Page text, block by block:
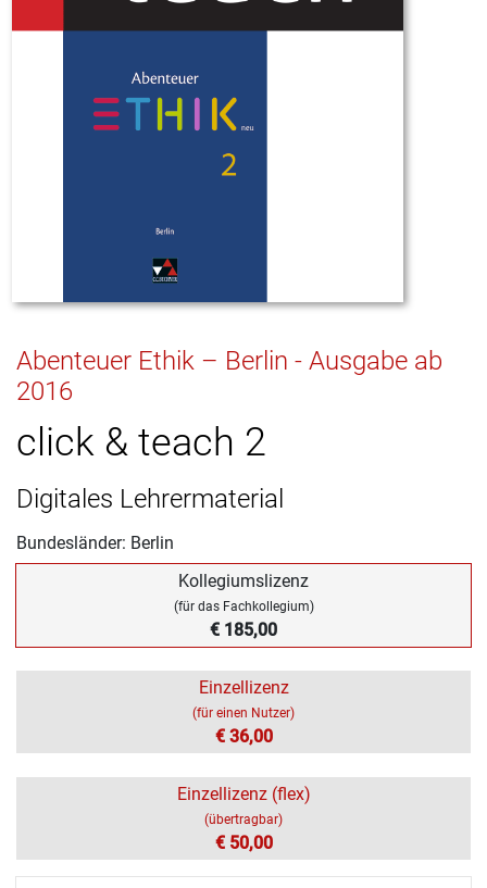
Abenteuer Ethik – Berlin - Ausgabe ab
2016
click & teach 2
Digitales Lehrermaterial
Bundesländer: Berlin
Kollegiumslizenz
(für das Fachkollegium)
€ 185,00
Einzellizenz
(für einen Nutzer)
€ 36,00
Einzellizenz (flex)
(übertragbar)
€ 50,00